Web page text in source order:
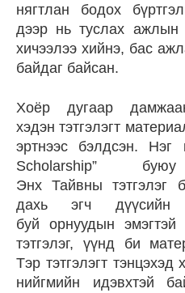
нягтлан бодох
дээр нь туслах ажлын
хичээлээ хийнэ, бас
байдаг байсан.
Хоёр дугаар
хэдэн тэтгэлэгт
эртнээс бэлдсэн. Нэг
Scholarship”
Энх Тайвны тэтгэлэг
дахь эгч дүүсийн
буй орнуудын эмэгтэй
тэтгэлэг, үүнд би
Тэр тэтгэлэгт тэнцэхэд
нийгмийн идэвхтэй